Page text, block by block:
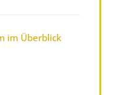
im Überblick